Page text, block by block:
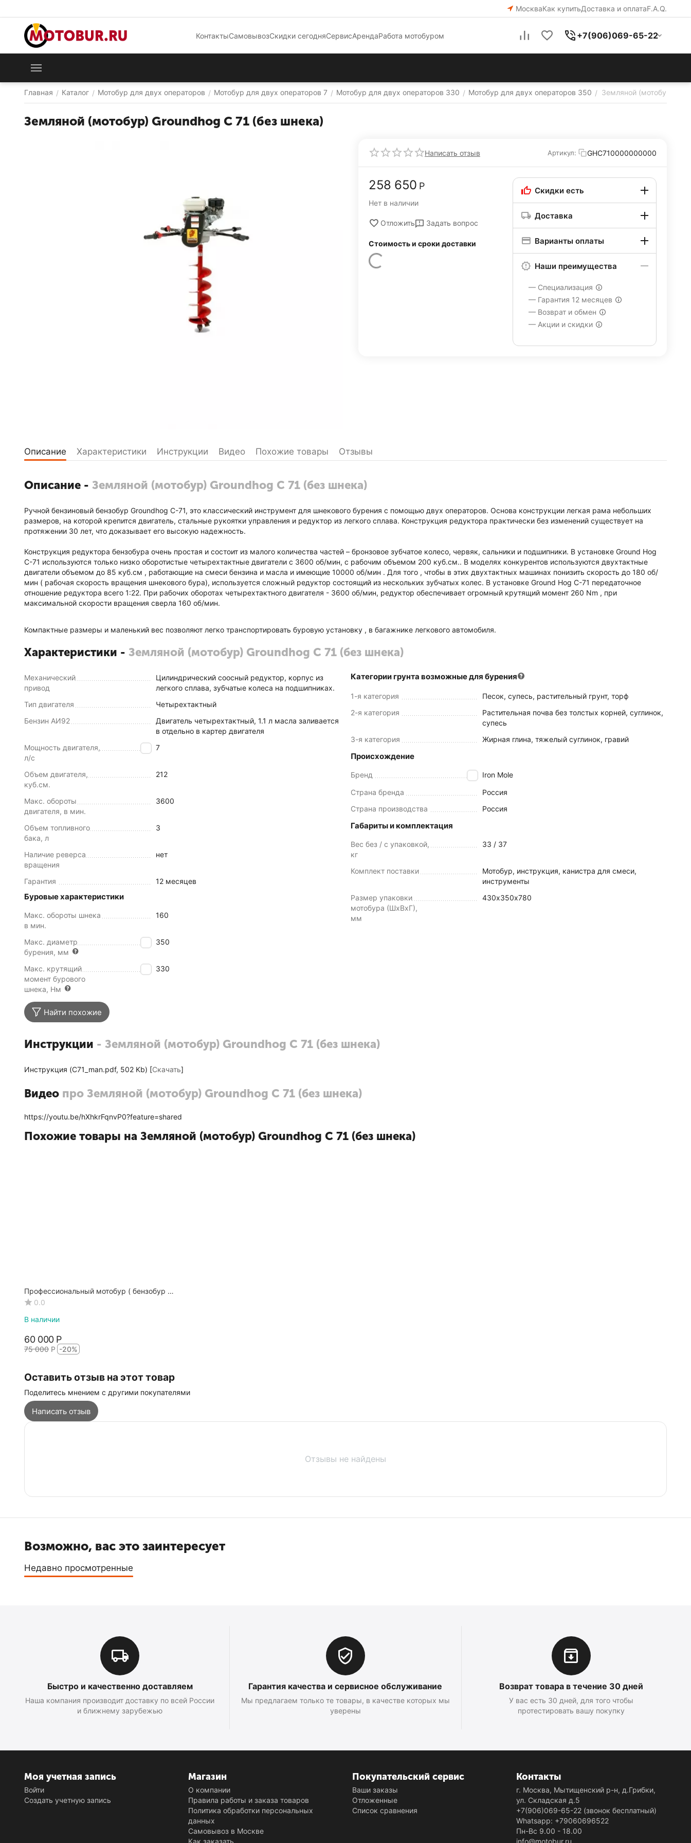
МоскваКак купитьДоставка и оплатаF.A.Q.
КонтактыСамовывозСкидки сегодняСервисАрендаРабота мотобуром +7(906)069-65-22
Главная / Каталог / Мотобур для двух операторов / Мотобур для двух операторов 7 / Мотобур для двух операторов 330 / Мотобур для двух операторов 350 / Земляной (мотобур)
Земляной (мотобур) Groundhog C 71 (без шнека)
Написать отзыв Артикул: GHC710000000000
258 650 Р
Нет в наличии
Отложить Задать вопрос
Стоимость и сроки доставки
Скидки есть
Доставка
Варианты оплаты
Наши преимущества
— Специализация
— Гарантия 12 месяцев
— Возврат и обмен
— Акции и скидки
Описание Характеристики Инструкции Видео Похожие товары Отзывы
Описание - Земляной (мотобур) Groundhog C 71 (без шнека)
Ручной бензиновый бензобур Groundhog C-71, это классический инструмент для шнекового бурения с помощью двух операторов. Основа конструкции легкая рама небольших
размеров, на которой крепится двигатель, стальные рукоятки управления и редуктор из легкого сплава. Конструкция редуктора практически без изменений существует на
протяжении 30 лет, что доказывает его высокую надежность.
Конструкция редуктора бензобура очень простая и состоит из малого количества частей – бронзовое зубчатое колесо, червяк, сальники и подшипники. В установке Ground Hog
С-71 используются только низко оборотистые четырехтактные двигатели с 3600 об/мин, с рабочим объемом 200 куб.см.. В моделях конкурентов используются двухтактные
двигатели объемом до 85 куб.см , работающие на смеси бензина и масла и имеющие 10000 об/мин . Для того , чтобы в этих двухтактных машинах понизить скорость до 180 об/
мин ( рабочая скорость вращения шнекового бура), используется сложный редуктор состоящий из нескольких зубчатых колес. В установке Ground Hog C-71 передаточное
отношение редуктора всего 1:22. При рабочих оборотах четырехтактного двигателя - 3600 об/мин, редуктор обеспечивает огромный крутящий момент 260 Nm , при
максимальной скорости вращения сверла 160 об/мин.
Компактные размеры и маленький вес позволяют легко транспортировать буровую установку , в багажнике легкового автомобиля.
Характеристики - Земляной (мотобур) Groundhog C 71 (без шнека)
Механический
привод
Цилиндрический соосный редуктор, корпус из
легкого сплава, зубчатые колеса на подшипниках.
Тип двигателя
Четырехтактный
Бензин АИ92
Двигатель четырехтактный, 1.1 л масла заливается
в отдельно в картер двигателя
Мощность двигателя,
л/с
7
Объем двигателя,
куб.см.
212
Макс. обороты
двигателя, в мин.
3600
Объем топливного
бака, л
3
Наличие реверса
вращения
нет
Гарантия 12 месяцев
Буровые характеристики
Макс. обороты шнека
в мин.
160
Макс. диаметр
бурения, мм
350
Макс. крутящий
момент бурового
шнека, Нм
330
Категории грунта возможные для бурения
1-я категория
Песок, супесь, растительный грунт, торф
2-я категория
Растительная почва без толстых корней, суглинок,
супесь
3-я категория
Жирная глина, тяжелый суглинок, гравий
Происхождение
Бренд
Iron Mole
Страна бренда
Россия
Страна производства
Россия
Габариты и комплектация
Вес без / с упаковкой,
кг
33 / 37
Комплект поставки
Мотобур, инструкция, канистра для смеси,
инструменты
Размер упаковки
мотобура (ШxВxГ),
мм
430х350х780
Найти похожие
Инструкции - Земляной (мотобур) Groundhog C 71 (без шнека)
Инструкция (C71_man.pdf, 502 Kb) [Скачать]
Видео про Земляной (мотобур) Groundhog C 71 (без шнека)
https://youtu.be/hXhkrFqnvP0?feature=shared
Похожие товары на Земляной (мотобур) Groundhog C 71 (без шнека)
Профессиональный мотобур ( бензобур )
Iron Mole C5R Megadrill с реверсом
0.0
В наличии
60 000 Р
75 000 Р -20%
Оставить отзыв на этот товар
Поделитесь мнением с другими покупателями
Написать отзыв
Отзывы не найдены
Возможно, вас это заинтересует
Недавно просмотренные
Быстро и качественно доставляем
Наша компания производит доставку по всей России
и ближнему зарубежью
Гарантия качества и сервисное обслуживание
Мы предлагаем только те товары, в качестве которых мы
уверены
Возврат товара в течение 30 дней
У вас есть 30 дней, для того чтобы
протестировать вашу покупку
Моя учетная запись
Войти
Создать учетную запись
Магазин
О компании
Правила работы и заказа товаров
Политика обработки персональных
данных
Самовывоз в Москве
Как заказать
Покупательский сервис
Ваши заказы
Отложенные
Список сравнения
Контакты
г. Москва, Мытищенский р-н, д.Грибки,
ул. Складская д.5
+7(906)069-65-22 (звонок бесплатный)
Whatsapp: +79060696522
Пн-Вс 9.00 - 18.00
info@motobur.ru